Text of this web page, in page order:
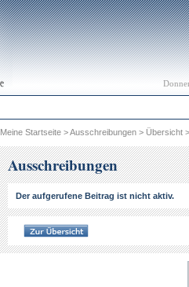
Meine Startseite >Ausschreibungen > Übersicht
Ausschreibungen
Der aufgerufene Beitrag ist nicht aktiv.